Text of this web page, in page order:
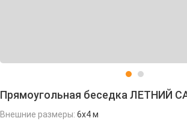
Прямоугольная беседка ЛЕТНИЙ
Внешние размеры: 6х4 м